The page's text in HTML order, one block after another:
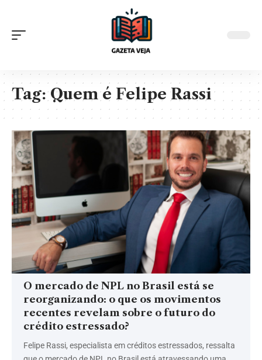
Tag:Quem é Felipe Rassi
O mercado de NPL no Brasil está se
reorganizando: o que os movimentos
recentes revelam sobre o futuro do
crédito estressado?
Felipe Rassi, especialista em créditos estressados, ressalta